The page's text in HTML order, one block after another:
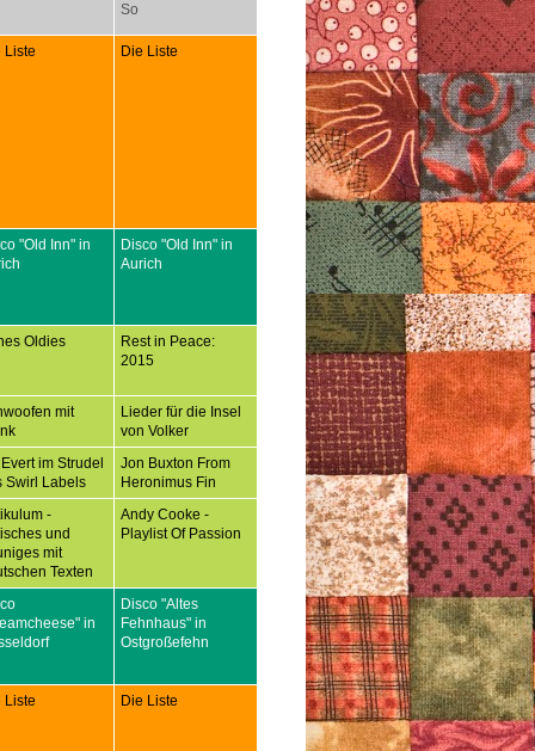
So
Liste Die Liste
"Old Inn" in
Disco "Old Inn" in
Aurich
Oldies
Rest in Peace:
2015
mit
Lieder für die Insel
von Volker
im Strudel
Swirl Labels
Jon Buxton From
Heronimus Fin
-
und
mit
Texten
Andy Cooke -
Playlist Of Passion
in
Disco "Altes
Fehnhaus" in
Ostgroßefehn
Liste Die Liste